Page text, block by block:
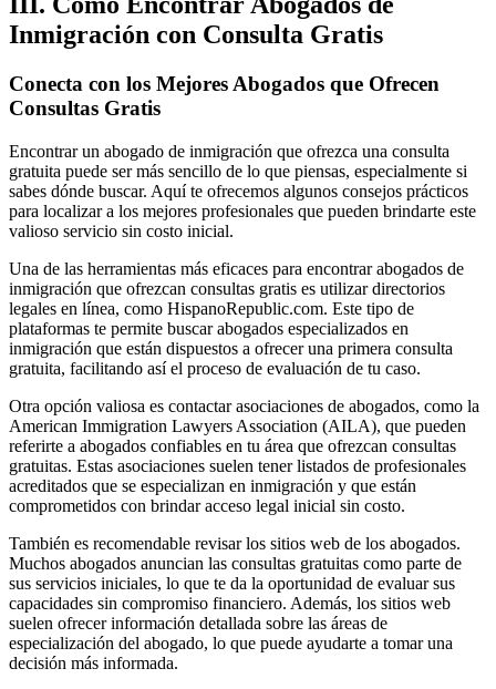
Inmigración con Consulta Gratis
Conecta con los Mejores Abogados que Ofrecen
Consultas Gratis
Encontrar un abogado de inmigración que ofrezca una consulta
gratuita puede ser más sencillo de lo que piensas, especialmente si
sabes dónde buscar. Aquí te ofrecemos algunos consejos prácticos
para localizar a los mejores profesionales que pueden brindarte este
valioso servicio sin costo inicial.
Una de las herramientas más eficaces para encontrar abogados de
inmigración que ofrezcan consultas gratis es utilizar directorios
legales en línea, como HispanoRepublic.com. Este tipo de
plataformas te permite buscar abogados especializados en
inmigración que están dispuestos a ofrecer una primera consulta
gratuita, facilitando así el proceso de evaluación de tu caso.
Otra opción valiosa es contactar asociaciones de abogados, como la
American Immigration Lawyers Association (AILA), que pueden
referirte a abogados confiables en tu área que ofrezcan consultas
gratuitas. Estas asociaciones suelen tener listados de profesionales
acreditados que se especializan en inmigración y que están
comprometidos con brindar acceso legal inicial sin costo.
También es recomendable revisar los sitios web de los abogados.
Muchos abogados anuncian las consultas gratuitas como parte de
sus servicios iniciales, lo que te da la oportunidad de evaluar sus
capacidades sin compromiso financiero. Además, los sitios web
suelen ofrecer información detallada sobre las áreas de
especialización del abogado, lo que puede ayudarte a tomar una
decisión más informada.